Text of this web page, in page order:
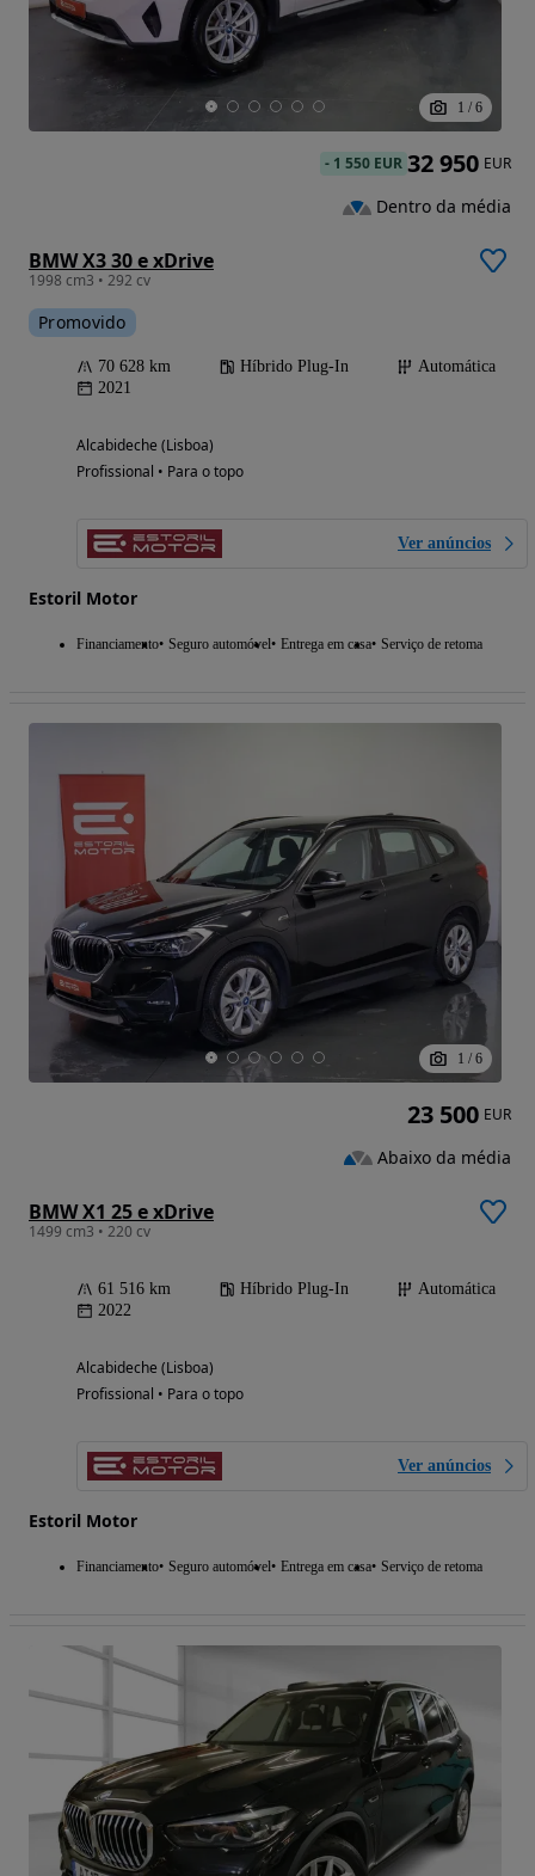
1 / 6
BMW X3 30 e xDrive
1998 cm3 • 292 cv
Promovido
70 628 km Híbrido Plug-In
Automática
2021
Alcabideche (Lisboa)
Profissional • Para o topo
Ver anúncios
Estoril Motor
Financiamento Seguro automóvel Entrega em casa Serviço de retoma
- 1 550 EUR 32 950 EUR
Dentro da média
1 / 6
BMW X1 25 e xDrive
1499 cm3 • 220 cv
61 516 km Híbrido Plug-In
Automática
2022
Alcabideche (Lisboa)
Profissional • Para o topo
Ver anúncios
Estoril Motor
Financiamento Seguro automóvel Entrega em casa Serviço de retoma
23 500 EUR
Abaixo da média